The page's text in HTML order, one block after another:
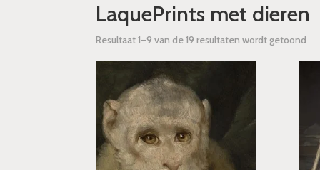
LaquePrints met dieren
Resultaat 1–9 van de 19 resultaten wordt getoond